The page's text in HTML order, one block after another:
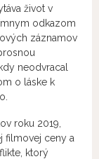
život v
odkazom
záznamov
neodvracal
o láske k
roku 2019,
filmovej ceny a
ktorý